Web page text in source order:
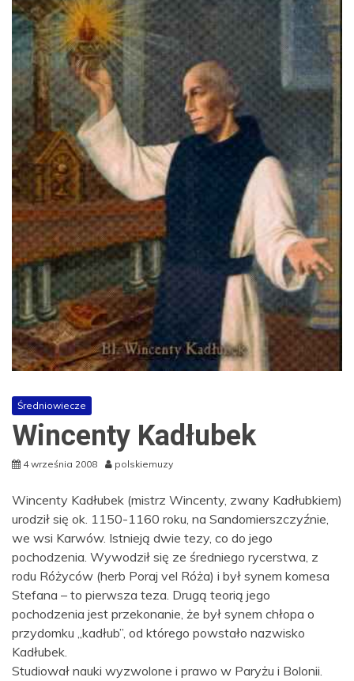
Średniowiecze
Wincenty Kadłubek
4 września 2008 polskiemuzy
Wincenty Kadłubek (mistrz Wincenty, zwany Kadłubkiem)
urodził się ok. 1150-1160 roku, na Sandomierszczyźnie,
we wsi Karwów. Istnieją dwie tezy, co do jego
pochodzenia. Wywodził się ze średniego rycerstwa, z
rodu Różyców (herb Poraj vel Róża) i był synem komesa
Stefana – to pierwsza teza. Drugą teorią jego
pochodzenia jest przekonanie, że był synem chłopa o
przydomku „kadłub”, od którego powstało nazwisko
Kadłubek.
Studiował nauki wyzwolone i prawo w Paryżu i Bolonii.